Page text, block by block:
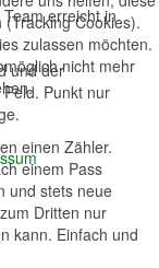
erreicht in
und der
Punkt nur
einen Zähler.
einem Pass
und stets neue
Dritten nur
kann. Einfach und
Cookies).
zulassen möchten.
nicht mehr